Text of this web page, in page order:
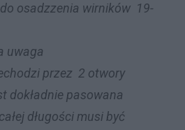
osadzzenia wirników 19-
uwaga
przez 2 otwory
dokładnie pasowana
długości musi być